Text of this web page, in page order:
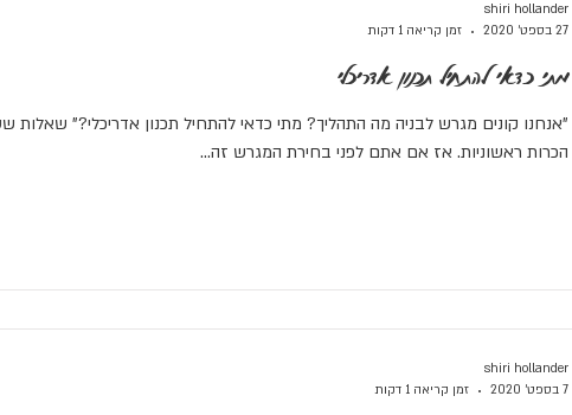
מתי כדאי להתחיל תכנון אדריכלי
"אנחנו קונים מגרש לבניה מה התהליך? מתי כדאי להתחיל תכנון אדריכלי?" שאלות
הכרות ראשוניות. אז אם אתם לפני בחירת המגרש זה...
shiri hollander
27 בספט׳ 2020
זמן קריאה 1 דקות
shiri hollander
7 בספט׳ 2020
זמן קריאה 1 דקות